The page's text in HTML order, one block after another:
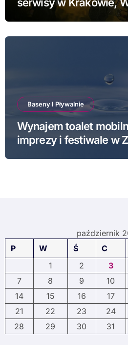
Poznaniu i Łodzi
Baseny I Pływalnie
Wynajem toalet
imprezy i festiwale w
październik
P
W Ś C
1
2 3
7
8 9 10
14
15 16 17
21
22 23 24
28
29 30 31